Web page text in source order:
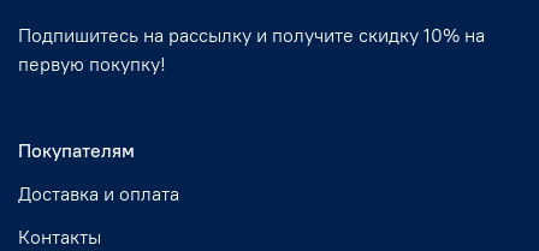
Покупателям
Доставка и оплата
Контакты
Подпишитесь на рассылку и получите скидку 10% на
первую покупку!